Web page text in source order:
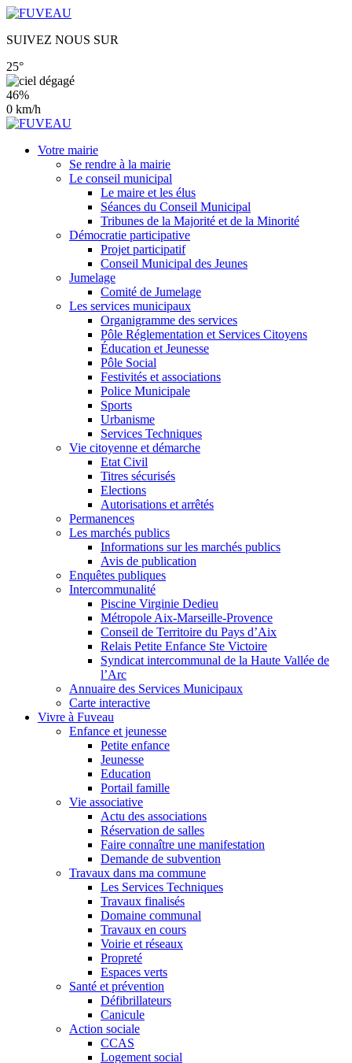
SUIVEZ NOUS SUR
25°
46%
0 km/h
Votre mairie
Se rendre à la mairie
Le conseil municipal
Le maire et les élus
Séances du Conseil Municipal
Tribunes de la Majorité et de la Minorité
Démocratie participative
Projet participatif
Conseil Municipal des Jeunes
Jumelage
Comité de Jumelage
Les services municipaux
Organigramme des services
Pôle Réglementation et Services Citoyens
Éducation et Jeunesse
Pôle Social
Festivités et associations
Police Municipale
Sports
Urbanisme
Services Techniques
Vie citoyenne et démarche
Etat Civil
Titres sécurisés
Elections
Autorisations et arrêtés
Permanences
Les marchés publics
Informations sur les marchés publics
Avis de publication
Enquêtes publiques
Intercommunalité
Piscine Virginie Dedieu
Métropole Aix-Marseille-Provence
Conseil de Territoire du Pays d’Aix
Relais Petite Enfance Ste Victoire
Syndicat intercommunal de la Haute Vallée de
l’Arc
Annuaire des Services Municipaux
Carte interactive
Vivre à Fuveau
Enfance et jeunesse
Petite enfance
Jeunesse
Education
Portail famille
Vie associative
Actu des associations
Réservation de salles
Faire connaître une manifestation
Demande de subvention
Travaux dans ma commune
Les Services Techniques
Travaux finalisés
Domaine communal
Travaux en cours
Voirie et réseaux
Propreté
Espaces verts
Santé et prévention
Défibrillateurs
Canicule
Action sociale
CCAS
Logement social